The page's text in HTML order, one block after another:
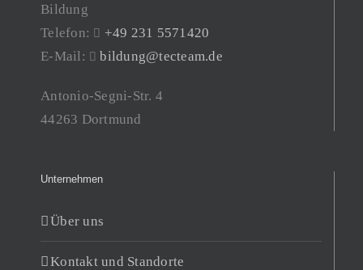
Bildung
Telefon:
+49 231 5571420
E-Mail:
bildung@tecteam.de
Antonio-Segni-Str. 4
44263 Dortmund
Unternehmen
Über uns
Kontakt und Standorte